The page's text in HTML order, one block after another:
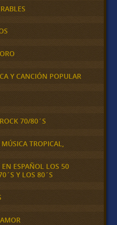
Y CANCIÓN POPULAR
70/80´S
TROPICAL,
ESPAÑOL LOS 50
Y LOS 80´S